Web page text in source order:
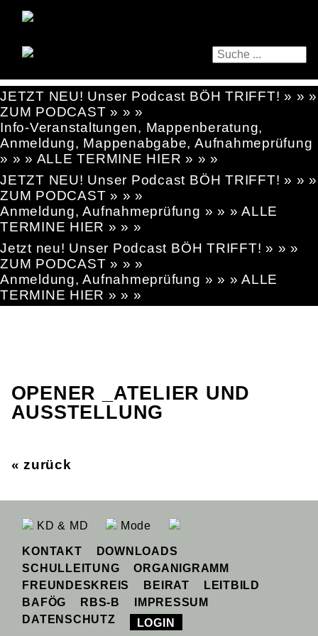
JETZT NEU! Unser Podcast BÖH TRIFFT! » » »
ZUM PODCAST » » »
Info-Veranstaltungen, Mappenberatung,
Anmeldung, Mappenabgabe, Aufnahmeprüfung
» » » ALLE TERMINE HIER » » »
JETZT NEU! Unser Podcast BÖH TRIFFT! » » »
ZUM PODCAST » » »
Anmeldung, Aufnahmeprüfung » » » ALLE
TERMINE HIER » » »
Jetzt neu! Unser Podcast BÖH TRIFFT! » » »
ZUM PODCAST » » »
Anmeldung, Aufnahmeprüfung » » » ALLE
TERMINE HIER » » »
OPENER _ATELIER UND
AUSSTELLUNG
« zurück
KD & MD Mode
KONTAKT
DOWNLOADS
SCHULLEITUNG
ORGANIGRAMM
FREUNDESKREIS
BEIRAT
LEITBILD
BAFÖG
RBS-B
IMPRESSUM
DATENSCHUTZ
LOGIN